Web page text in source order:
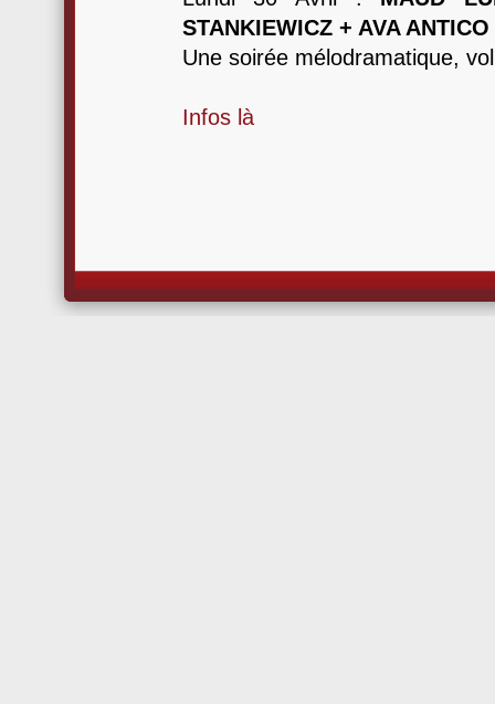
STANKIEWICZ + AVA ANTICO
Une soirée mélodramatique,
Infos là